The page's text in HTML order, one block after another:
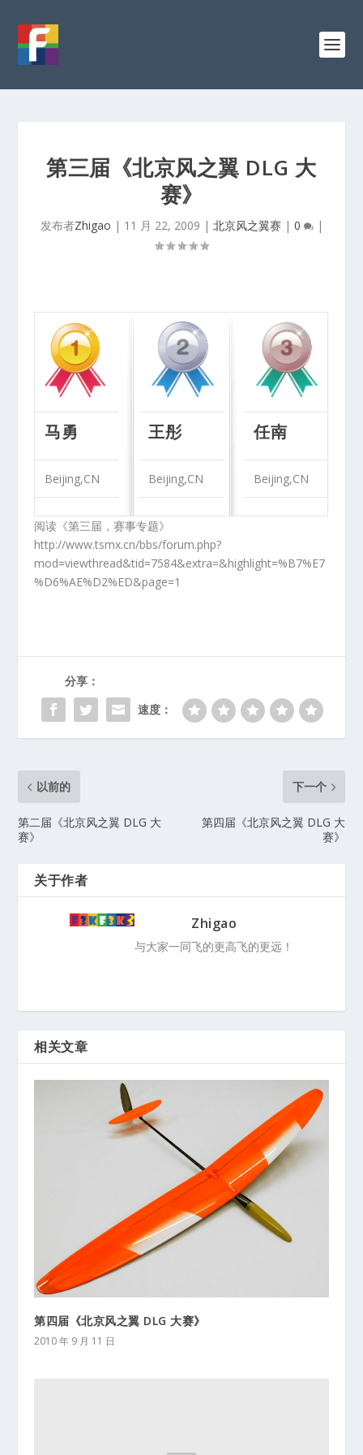
第三届《北京风之翼 DLG 大
赛》
发布者Zhigao | 11 月 22, 2009 | 北京风之翼赛| 0 |
马勇 王彤 任南
Beijing,CN Beijing,CN Beijing,CN
阅读《第三届，赛事专题》
http://www.tsmx.cn/bbs/forum.php?
mod=viewthread&tid=7584&extra=&highlight=%B7%E7
%D6%AE%D2%ED&page=1
分享：
速度：
以前的
第二届《北京风之翼 DLG 大
赛》
下一个
第四届《北京风之翼 DLG 大
赛》
关于作者
Zhigao
与大家一同飞的更高飞的更远！
相关文章
第四届《北京风之翼 DLG 大赛》
2010 年 9 月 11 日